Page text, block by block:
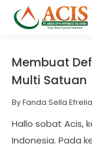
Membuat
Multi Satuan
ByFanda Sella Efrelia
Hallo sobat Acis,
Indonesia. Pada